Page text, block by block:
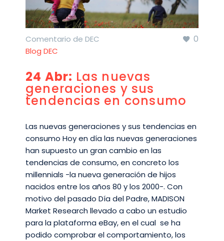
0
Comentario de DEC
Blog DEC
24 Abr: Las nuevas
generaciones y sus
tendencias en consumo
Las nuevas generaciones y sus tendencias en
consumo Hoy en día las nuevas generaciones
han supuesto un gran cambio en las
tendencias de consumo, en concreto los
millennials -la nueva generación de hijos
nacidos entre los años 80 y los 2000-. Con
motivo del pasado Día del Padre, MADISON
Market Research llevado a cabo un estudio
para la plataforma eBay, en el cual se ha
podido comprobar el comportamiento, los